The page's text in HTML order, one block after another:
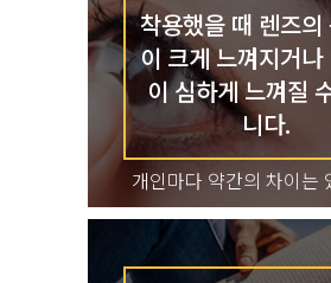
착용했을 때 렌즈의
이 크게 느껴지거나
이 심하게 느껴질
니다.
개인마다 약간의 차이는